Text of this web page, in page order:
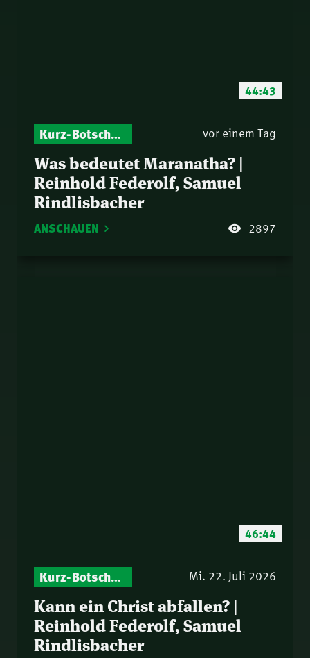
44:43
Kurz-Botschaften – Biblische Impulse mit Zukunft im Blick vor einem Tag
Was bedeutet Maranatha? |
Reinhold Federolf, Samuel
Rindlisbacher
ANSCHAUEN 2897
46:44
Kurz-Botschaften – Biblische Impulse mit Zukunft im Blick Mi. 22. Juli 2026
Kann ein Christ abfallen? |
Reinhold Federolf, Samuel
Rindlisbacher